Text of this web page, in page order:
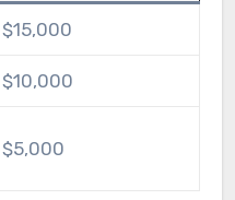
$15,000
$10,000
$5,000